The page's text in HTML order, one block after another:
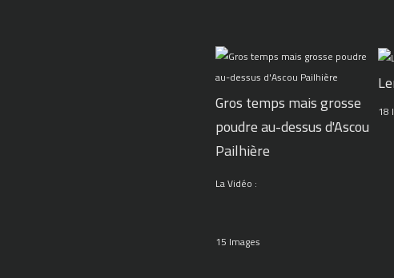
Gros temps mais grosse
poudre au-dessus d'Ascou
Pailhière
La Vidéo :
15 Images
18